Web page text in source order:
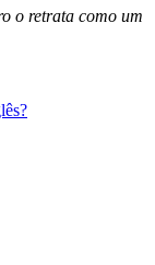
o retrata como um